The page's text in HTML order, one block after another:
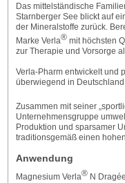
Das mittelständische
Starnberger See blickt auf
der Mineralstoffe zurück.
Marke Verla®mit höchsten
zur Therapie und Vorsorge
Verla-Pharm entwickelt und
überwiegend in Deutschland.
Zusammen mit seiner
Unternehmensgruppe
Produktion und sparsamer
traditionsgemäß einen
Anwendung
Magnesium Verla®N